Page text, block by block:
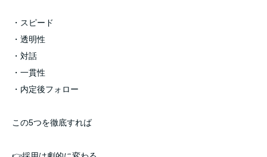
・スピード
・透明性
・対話
・一貫性
・内定後フォロー
この5つを徹底すれば